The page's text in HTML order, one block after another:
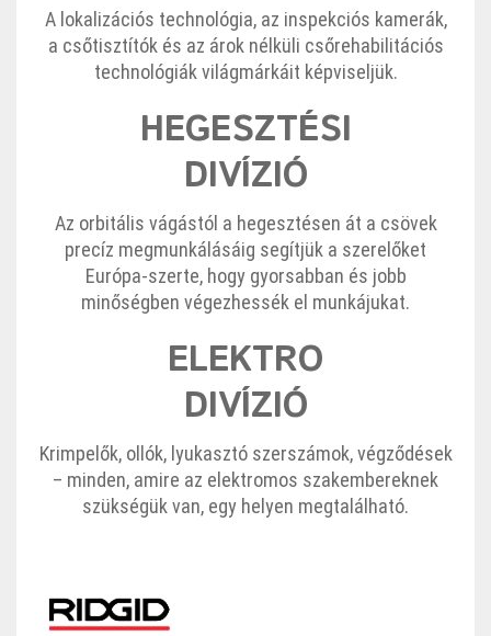
A lokalizációs technológia, az inspekciós kamerák,
a csőtisztítók és az árok nélküli csőrehabilitációs
technológiák világmárkáit képviseljük.
HEGESZTÉSI
DIVÍZIÓ
Az orbitális vágástól a hegesztésen át a csövek
precíz megmunkálásáig segítjük a szerelőket
Európa-szerte, hogy gyorsabban és jobb
minőségben végezhessék el munkájukat.
ELEKTRO
DIVÍZIÓ
Krimpelők, ollók, lyukasztó szerszámok, végződések
– minden, amire az elektromos szakembereknek
szükségük van, egy helyen megtalálható.